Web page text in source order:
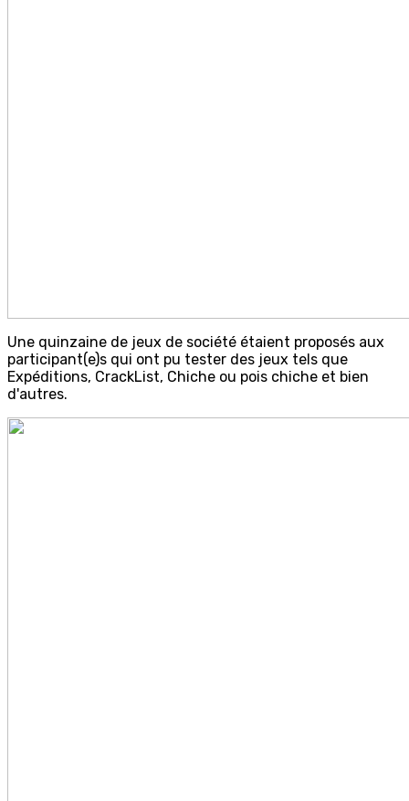
Une quinzaine de jeux de société étaient proposés aux
participant(e)s qui ont pu tester des jeux tels que
Expéditions, CrackList, Chiche ou pois chiche et bien
d'autres.